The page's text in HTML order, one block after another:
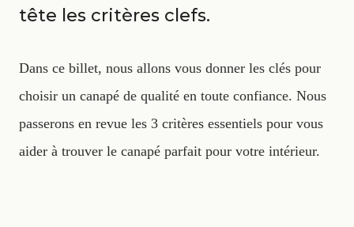
tête les critères clefs.
Dans ce billet, nous allons vous donner les clés pour
choisir un canapé de qualité en toute confiance. Nous
passerons en revue les 3 critères essentiels pour vous
aider à trouver le canapé parfait pour votre intérieur.